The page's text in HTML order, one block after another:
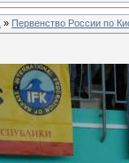
» Первенство России по